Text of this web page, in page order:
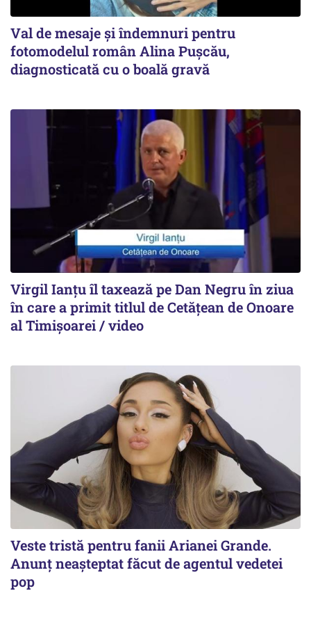
Val de mesaje și îndemnuri pentru
fotomodelul român Alina Pușcău,
diagnosticată cu o boală gravă
Virgil Ianțu îl taxează pe Dan Negru în ziua
în care a primit titlul de Cetățean de Onoare
al Timișoarei / video
Veste tristă pentru fanii Arianei Grande.
Anunț neașteptat făcut de agentul vedetei
pop